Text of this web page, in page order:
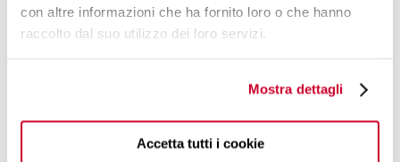
con altre informazioni che ha fornito loro o che hanno
raccolto dal suo utilizzo dei loro servizi.
Mostra dettagli
Accetta tutti i cookie
DIVA DENIM
Macchina per caffè espresso - colore Delicacy -